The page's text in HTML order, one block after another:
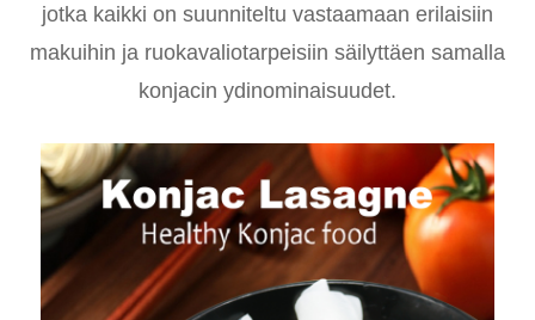
jotka kaikki on suunniteltu vastaamaan erilaisiin
makuihin ja ruokavaliotarpeisiin säilyttäen samalla
konjacin ydinominaisuudet.